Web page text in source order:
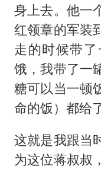
身上去。他一
红领章的军装
走的时候带
饿，我带了一
糖可以当一顿
命的饭）都给
这就是我跟当
为这位蒋叔叔